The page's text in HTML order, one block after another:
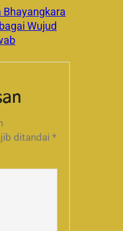
Wujud
ditandai *